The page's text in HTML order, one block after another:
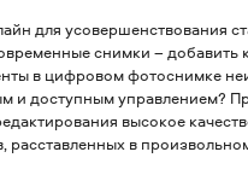
для усовершенствования
снимки – добавить
в цифровом фотоснимке
и доступным управлением?
высокое
расставленных в